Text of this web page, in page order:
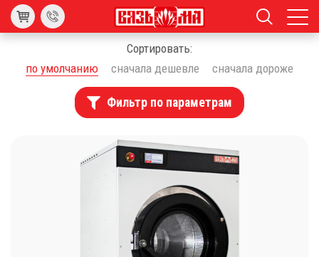
Сортировать:
по умолчанию
сначала дешевле сначала дороже
Фильтр по параметрам